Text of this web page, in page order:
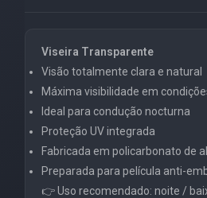
Viseira Transparente
Visão totalmente clara e natural
Máxima visibilidade em
Ideal para condução nocturna
Proteção UV integrada
Fabricada em policarbonato de
Preparada para película anti-
👉 Uso recomendado: noite /